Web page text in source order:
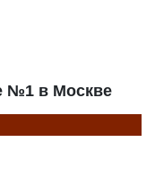
№1 в Москве